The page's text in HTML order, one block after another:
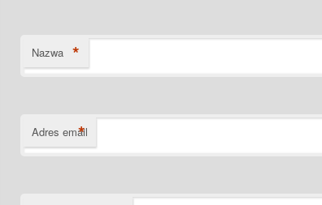
Nazwa *
Adres email
*